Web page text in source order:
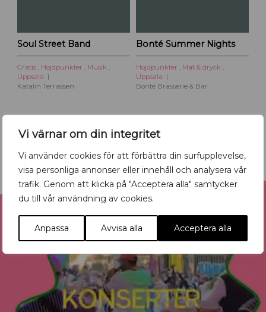
Vi värnar om din integritet
Vi använder cookies för att förbättra din surfupplevelse,
visa personliga annonser eller innehåll och analysera vår
trafik. Genom att klicka på "Acceptera alla" samtycker
du till vår användning av cookies.
Anpassa Avvisa alla Acceptera alla
Soul Street Band
Gratis Höjdpunkter Musik
Uppsala
Katalin Terrassen
Bonté Summer Nights
Höjdpunkter Mat & dryck
Uppsala
Bonté Brasserie & Bar
Reklam